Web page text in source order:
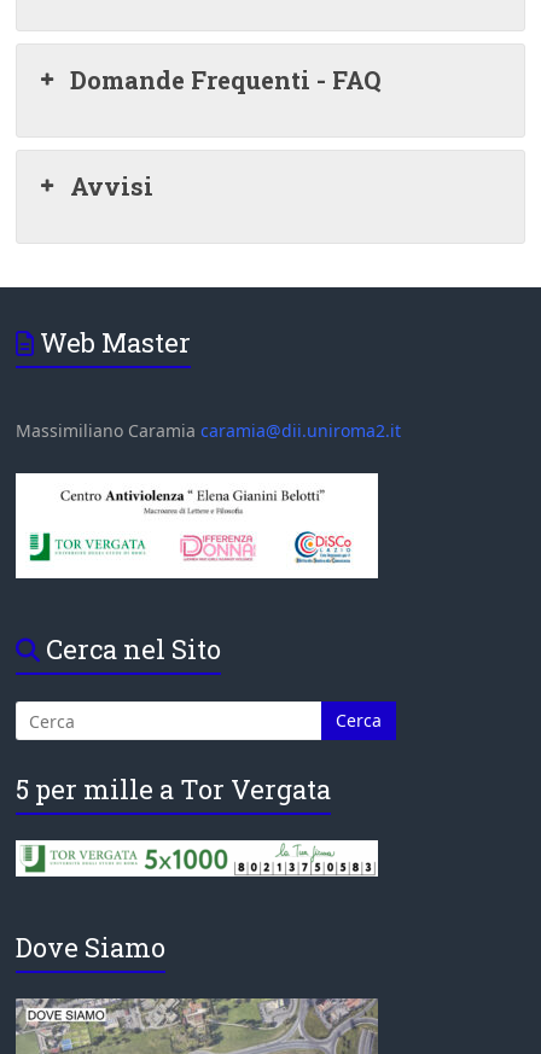
Domande Frequenti - FAQ
Avvisi
Web Master
Massimiliano Caramiacaramia@dii.uniroma2.it
Cerca nel Sito
5 per mille a Tor Vergata
Dove Siamo